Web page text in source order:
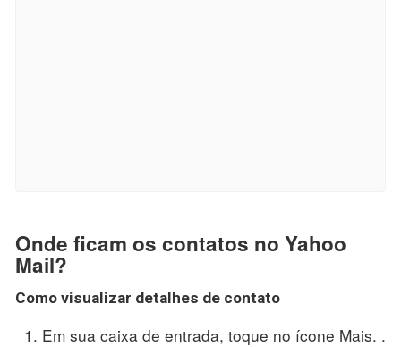
Onde ficam os contatos no Yahoo
Mail?
Como visualizar detalhes de contato
Em sua caixa de entrada, toque no ícone Mais. .